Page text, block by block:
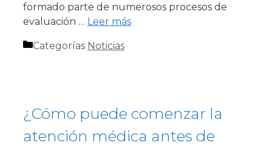
formado parte de numerosos procesos de
evaluación … Leer más
Categorías Noticias
¿Cómo puede comenzar la
atención médica antes de